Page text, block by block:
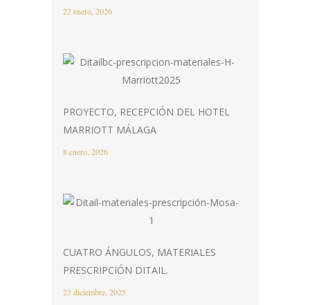
22 enero, 2026
PROYECTO, RECEPCIÓN DEL HOTEL
MARRIOTT MÁLAGA
8 enero, 2026
CUATRO ÁNGULOS, MATERIALES
PRESCRIPCIÓN DITAIL.
23 diciembre, 2025